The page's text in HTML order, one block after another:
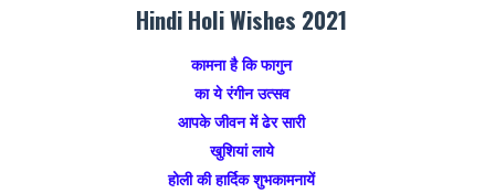
Hindi Holi Wishes 2021
कामना है कि फागुन
का ये रंगीन उत्सव
आपके जीवन में ढेर सारी
खुशियां लाये
होली की हार्दिक शुभकामनायें